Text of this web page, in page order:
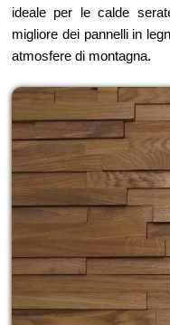
ideale per le calde
migliore dei pannelli in
atmosfere di montagna.